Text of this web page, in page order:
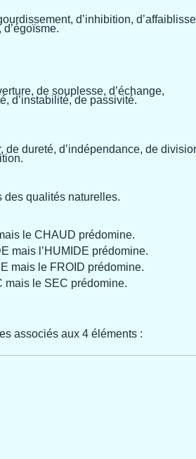
d’inhibition, d’
d’égoïsme.
de souplesse, d’échange,
d’instabilité, de passivité.
de dureté, d’indépendance, de
des qualités naturelles.
le CHAUD prédomine.
mais l’HUMIDE prédomine.
mais le FROID prédomine.
mais le SEC prédomine.
associés aux 4 éléments :